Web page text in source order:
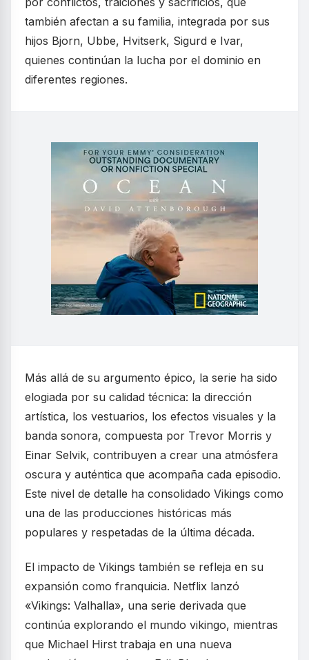
también afectan a su familia, integrada por sus
hijos Bjorn, Ubbe, Hvitserk, Sigurd e Ivar,
quienes continúan la lucha por el dominio en
diferentes regiones.
Más allá de su argumento épico, la serie ha sido
elogiada por su calidad técnica: la dirección
artística, los vestuarios, los efectos visuales y la
banda sonora, compuesta por Trevor Morris y
Einar Selvik, contribuyen a crear una atmósfera
oscura y auténtica que acompaña cada episodio.
Este nivel de detalle ha consolidado Vikings como
una de las producciones históricas más
populares y respetadas de la última década.
El impacto de Vikings también se refleja en su
expansión como franquicia. Netflix lanzó
«Vikings: Valhalla», una serie derivada que
continúa explorando el mundo vikingo, mientras
que Michael Hirst trabaja en una nueva